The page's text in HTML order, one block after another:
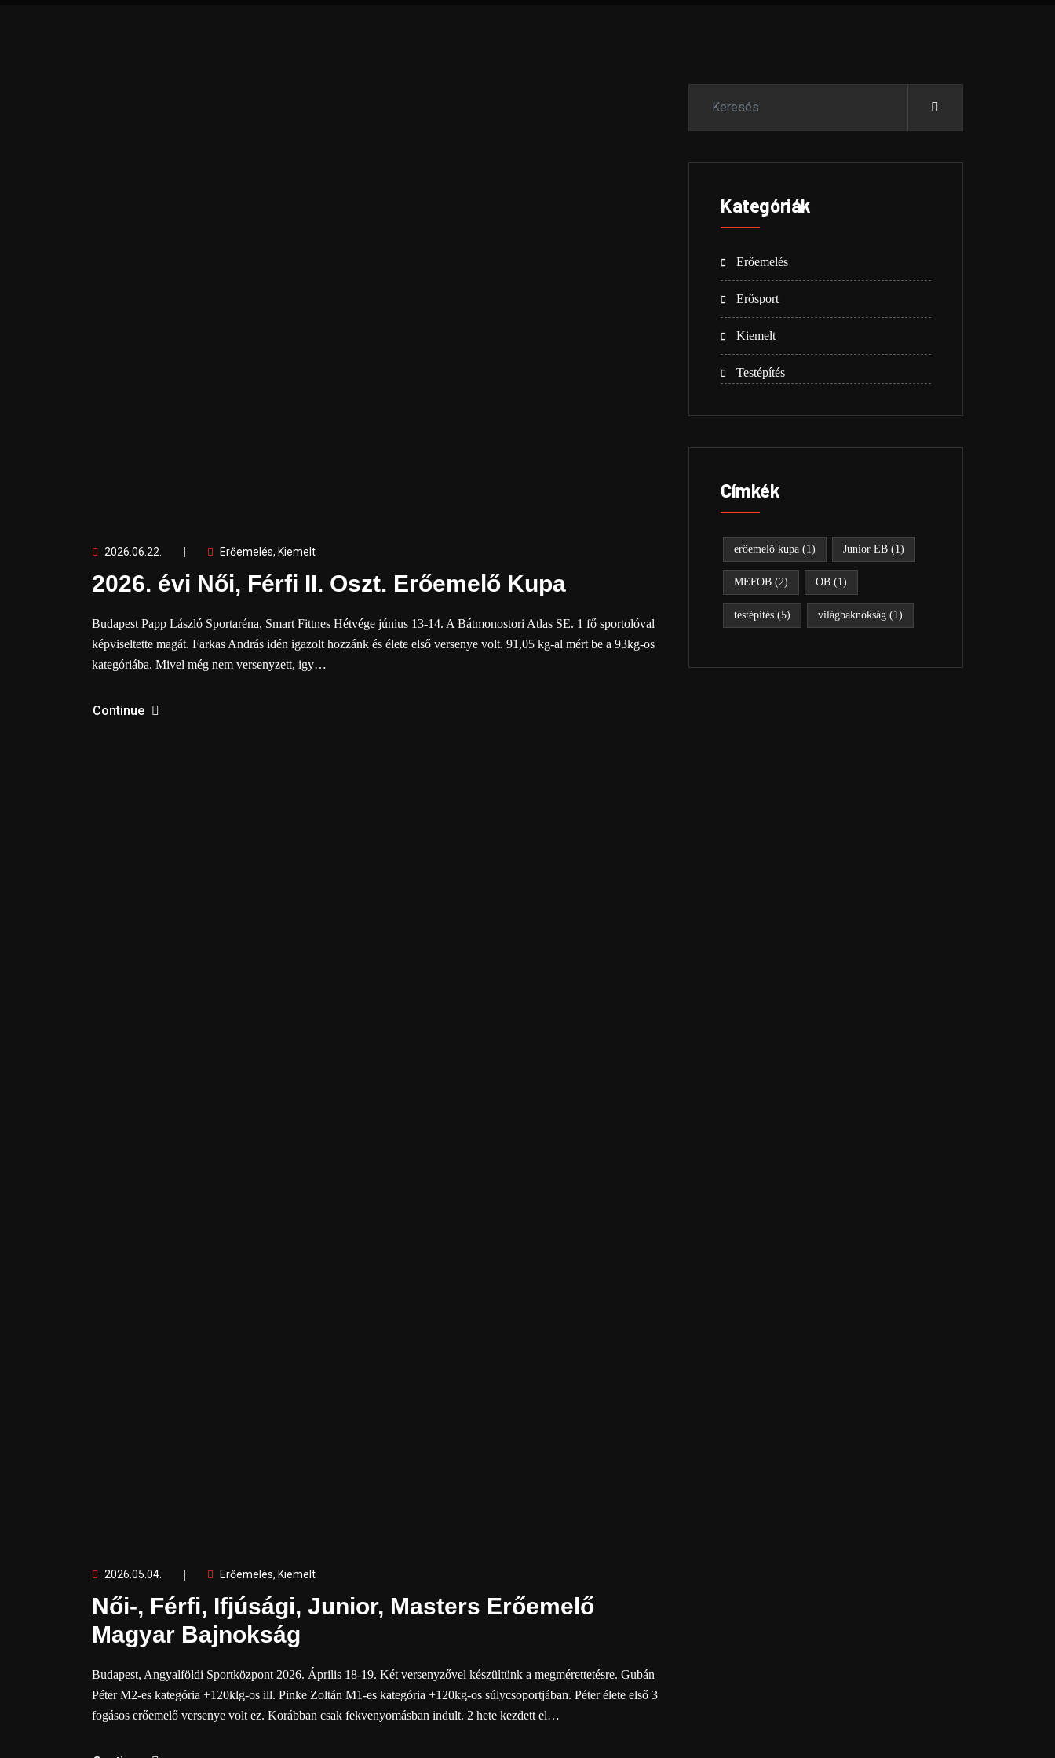
2026.06.22. Erőemelés, Kiemelt
2026. évi Női, Férfi II. Oszt. Erőemelő Kupa
Budapest Papp László Sportaréna, Smart Fittnes Hétvége június 13-14. A Bátmonostori Atlas SE. 1 fő sportolóval
képviseltette magát. Farkas András idén igazolt hozzánk és élete első versenye volt. 91,05 kg-al mért be a 93kg-os
kategóriába. Mivel még nem versenyzett, igy…
Continue
2026.05.04. Erőemelés, Kiemelt
Női-, Férfi, Ifjúsági, Junior, Masters Erőemelő
Magyar Bajnokság
Budapest, Angyalföldi Sportközpont 2026. Április 18-19. Két versenyzővel készültünk a megmérettetésre. Gubán
Péter M2-es kategória +120klg-os ill. Pinke Zoltán M1-es kategória +120kg-os súlycsoportjában. Péter élete első 3
fogásos erőemelő versenye volt ez. Korábban csak fekvenyomásban indult. 2 hete kezdett el…
Kategóriák
Erőemelés
Erősport
Kiemelt
Testépítés
Címkék
erőemelő kupa (1) Junior EB (1)
MEFOB (2) OB (1)
testépítés (5) világbaknokság (1)